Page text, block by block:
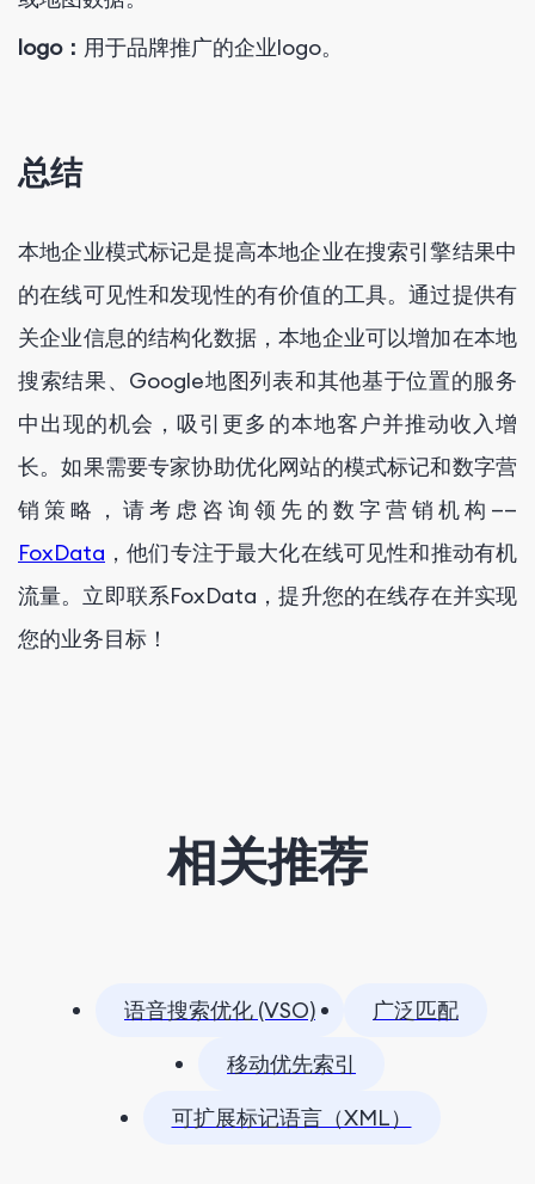
logo： 用于品牌推广的企业logo。
总结
本地企业模式标记是提高本地企业在搜索引擎结果中
的在线可见性和发现性的有价值的工具。通过提供有
关企业信息的结构化数据，本地企业可以增加在本地
搜索结果、Google地图列表和其他基于位置的服务
中出现的机会，吸引更多的本地客户并推动收入增
长。如果需要专家协助优化网站的模式标记和数字营
销策略，请考虑咨询领先的数字营销机构——
FoxData ，他们专注于最大化在线可见性和推动有机
流量。立即联系FoxData，提升您的在线存在并实现
您的业务目标！
相关推荐
语音搜索优化 (VSO)
广泛匹配
移动优先索引
可扩展标记语言（XML）